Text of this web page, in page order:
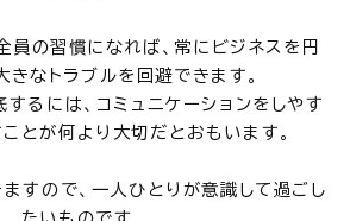
員の習慣になれば、常にビジネスを円
きなトラブルを回避できます。
るには、コミュニケーションをしやす
とが何より大切だとおもいます。
すので、一人ひとりが意識して過ごし